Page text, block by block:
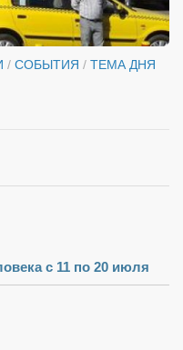
/ СОБЫТИЯ / ТЕМА ДНЯ
с 11 по 20 июля